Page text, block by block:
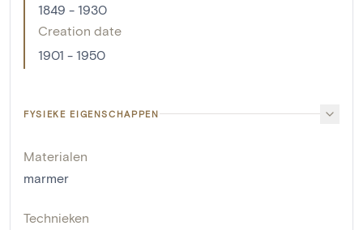
1849 - 1930
Creation date
1901 - 1950
FYSIEKE EIGENSCHAPPEN
Materialen
marmer
Technieken